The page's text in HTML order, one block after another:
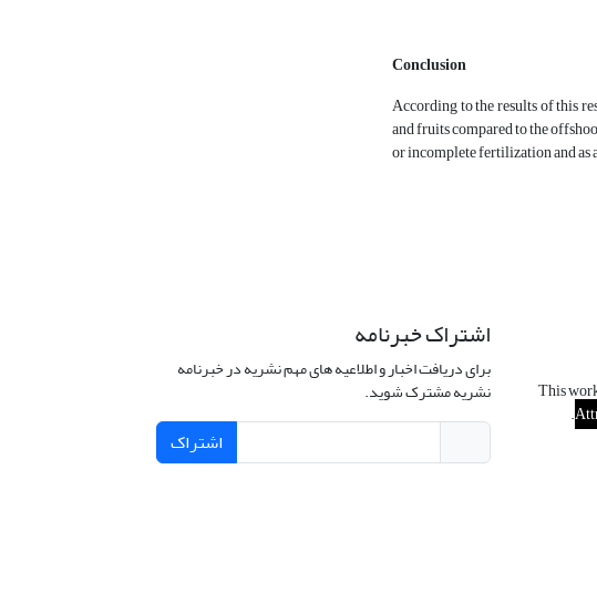
Conclusion
According to the results of this
and fruits compared to the
or incomplete fertilization and
This
.
اشتراک خبرنامه
برای دریافت اخبار و اطلاعیه های مهم نشریه در خبرنامه
نشریه مشترک شوید.
اشتراک